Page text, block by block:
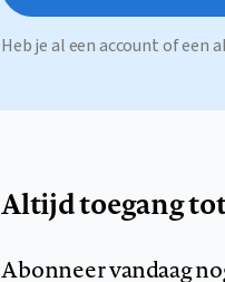
Heb je al een account of een
Altijd toegang
Abonneer vandaag